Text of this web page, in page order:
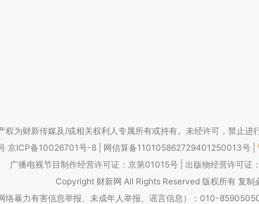
权为财新传媒及/或相关权利人专属所有或持有。未经许可，禁止进
京ICP备10026701号-8 网信算备110105862729401250013号
广播电视节目制作经营许可证：京第01015号| 出版物经营许可证
Copyright 财新网 All Rights Reserved 版权所有 复制
络暴力有害信息举报、未成年人举报、谣言信息）：010-